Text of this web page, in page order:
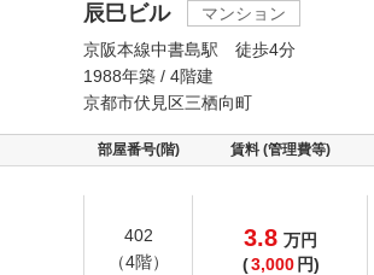
辰巳ビル
マンション
京阪本線中書島駅 徒歩4分
1988年築 / 4階建
京都市伏見区三栖向町
部屋番号(階) 賃料 (管理費等)
402
（4階）
3.8 万円
(3,000 円)